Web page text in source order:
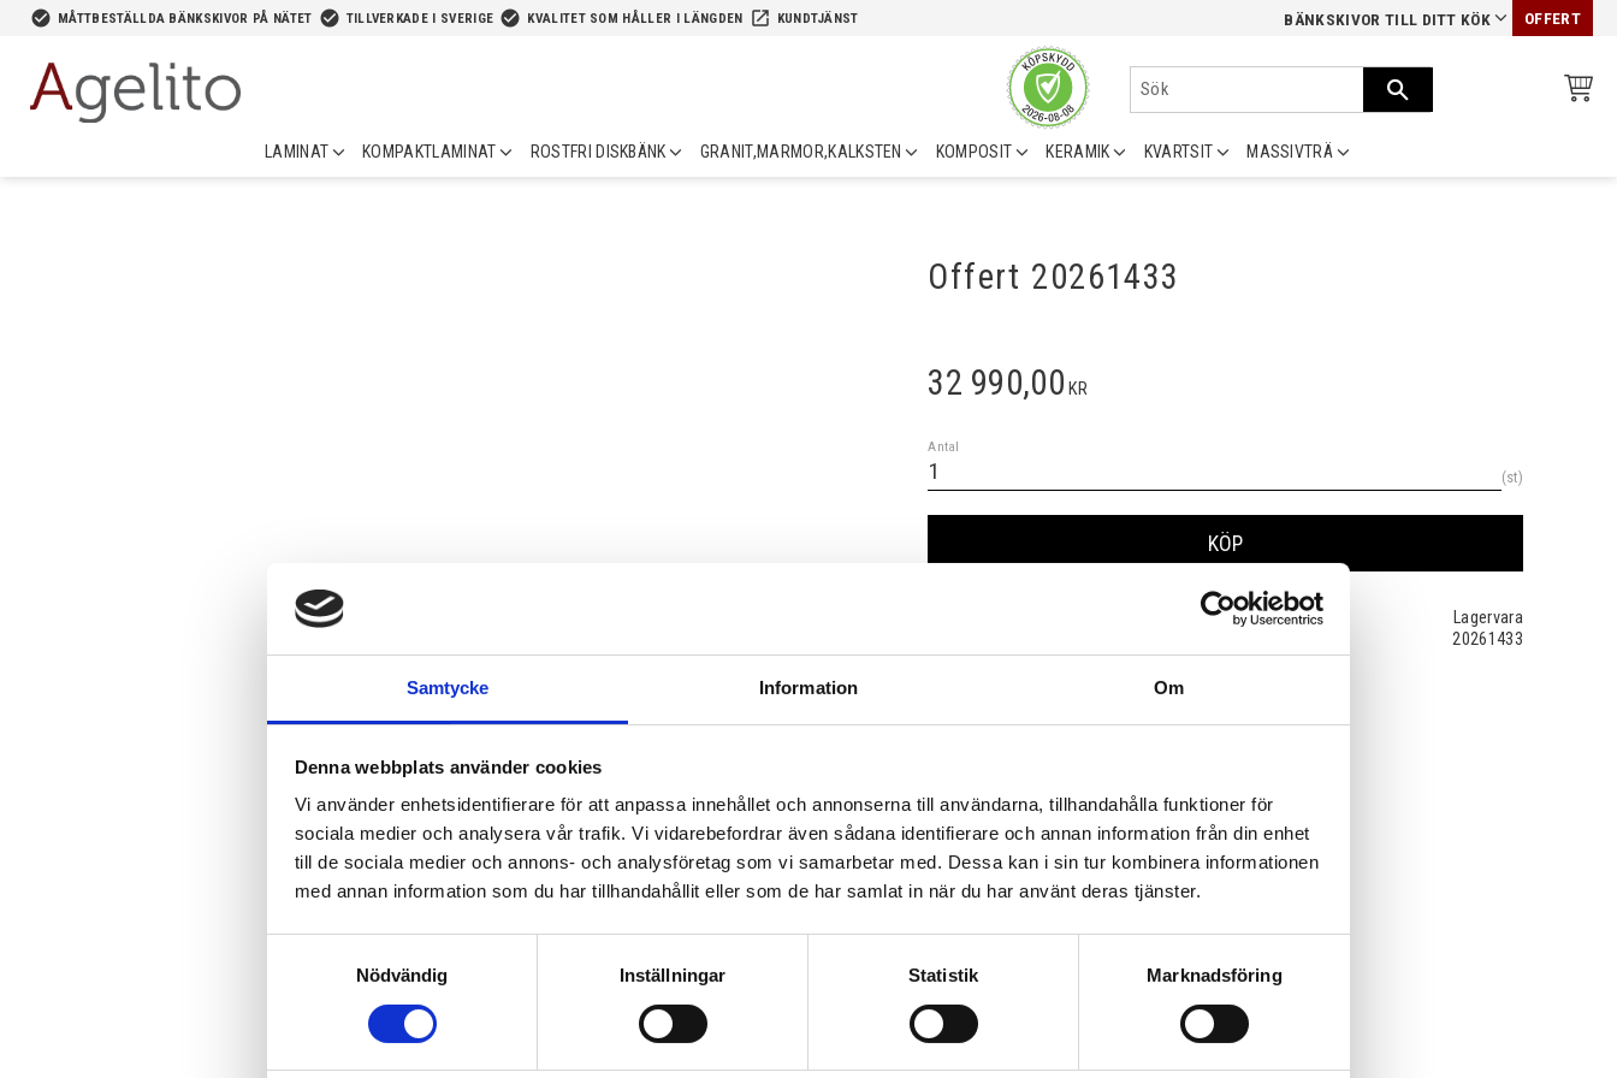
Samtycke Information Om
Denna webbplats använder cookies
Vi använder enhetsidentifierare för att anpassa innehållet och annonserna till användarna, tillhandahålla funktioner för
sociala medier och analysera vår trafik. Vi vidarebefordrar även sådana identifierare och annan information från din enhet
till de sociala medier och annons- och analysföretag som vi samarbetar med. Dessa kan i sin tur kombinera informationen
med annan information som du har tillhandahållit eller som de har samlat in när du har använt deras tjänster.
Nödvändig
Inställningar Statistik Marknadsföring
check_circle MÅTTBESTÄLLDA BÄNKSKIVOR PÅ NÄTET check_circle TILLVERKADE I SVERIGE check_circle KVALITET SOM HÅLLER I LÄNGDEN launch KUNDTJÄNST BÄNKSKIVOR TILL DITT KÖK OFFERT
LAMINAT KOMPAKTLAMINAT ROSTFRI DISKBÄNK GRANIT,MARMOR,KALKSTEN KOMPOSIT KERAMIK KVARTSIT MASSIVTRÄ
Offert 20261433
32 990,00 KR
Antal
st
KÖP
Lagervara
20261433